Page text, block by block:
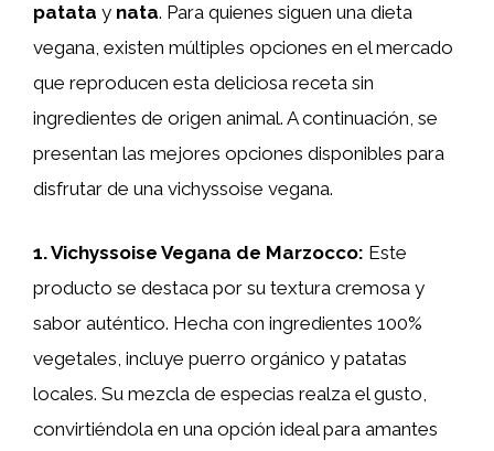
patata y nata. Para quienes siguen una dieta
vegana, existen múltiples opciones en el mercado
que reproducen esta deliciosa receta sin
ingredientes de origen animal. A continuación, se
presentan las mejores opciones disponibles para
disfrutar de una vichyssoise vegana.
1. Vichyssoise Vegana de Marzocco: Este
producto se destaca por su textura cremosa y
sabor auténtico. Hecha con ingredientes 100%
vegetales, incluye puerro orgánico y patatas
locales. Su mezcla de especias realza el gusto,
convirtiéndola en una opción ideal para amantes